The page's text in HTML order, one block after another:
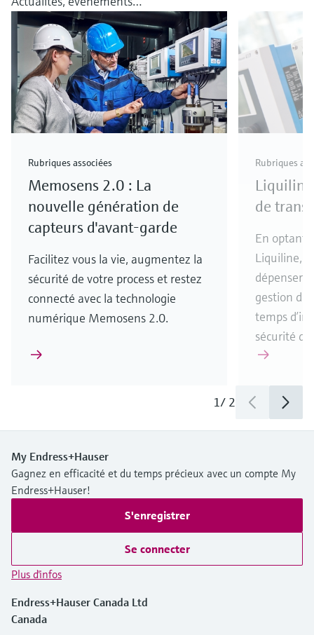
Rubriques associées
Memosens 2.0 : La
nouvelle génération de
capteurs d'avant-garde
Facilitez vous la vie, augmentez la
sécurité de votre process et restez
connecté avec la technologie
numérique Memosens 2.0.
Rubriques
de
En optant
Liquiline,
dépenser
gestion de
temps
sécurité de
1/ 2
My Endress+Hauser
Gagnez en efficacité et du temps précieux avec un compte My
Endress+Hauser!
S'enregistrer
Se connecter
Plus d'infos
Endress+Hauser Canada Ltd
Canada